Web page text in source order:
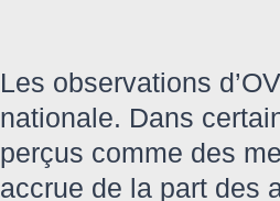
Les observations
nationale. Dans
perçus comme des
accrue de la part des